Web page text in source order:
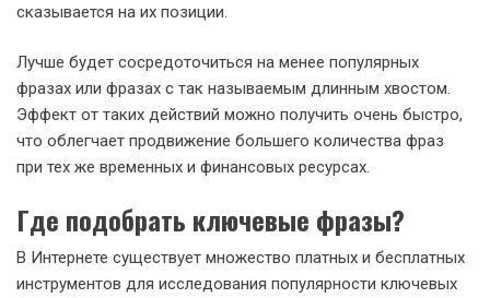
сказывается на их позиции.
Лучше будет сосредоточиться на менее популярных
фразах или фразах с так называемым длинным хвостом.
Эффект от таких действий можно получить очень быстро,
что облегчает продвижение большего количества фраз
при тех же временных и финансовых ресурсах.
Где подобрать ключевые фразы?
В Интернете существует множество платных и бесплатных
инструментов для исследования популярности ключевых